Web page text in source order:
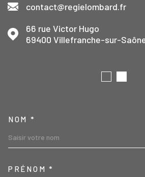
contact@regielombard.fr
66 rue Victor Hugo
69400
Villefranche-sur-
NOM *
PRÉNOM *